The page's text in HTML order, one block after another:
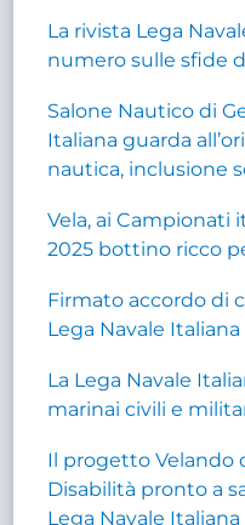
La rivista Lega
numero sulle sfide
Salone Nautico di
Italiana guarda
nautica, inclusione
Vela, ai Campionati
2025 bottino ricco
Firmato accordo di
Lega Navale Italiana
La Lega Navale
marinai civili e
Il progetto Velando
Disabilità pronto a
Lega Navale